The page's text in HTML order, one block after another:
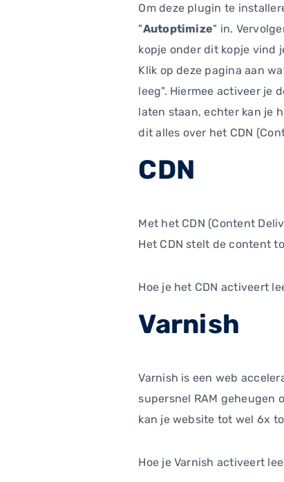
Om deze plugin te
"Autoptimize" in.
kopje onder dit kopje vind
Klik op deze pagina aan
leeg". Hiermee activeer je
laten staan, echter kan je
dit alles over het CDN
CDN
Met het CDN (Content
Het CDN stelt de content
Hoe je het CDN activeert
Varnish
Varnish is een web
supersnel RAM geheugen
kan je website tot wel 6x
Hoe je Varnish activeert